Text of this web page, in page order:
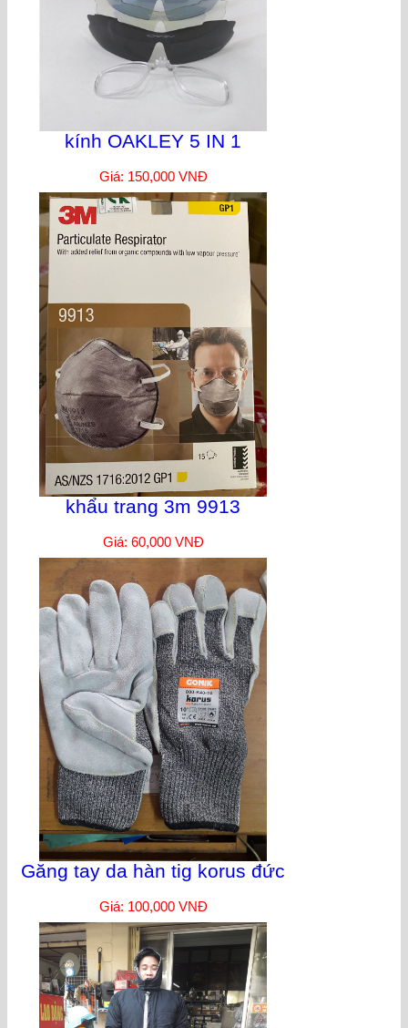
kính OAKLEY 5 IN 1
Giá: 150,000 VNĐ
khẩu trang 3m 9913
Giá: 60,000 VNĐ
Găng tay da hàn tig korus đức
Giá: 100,000 VNĐ